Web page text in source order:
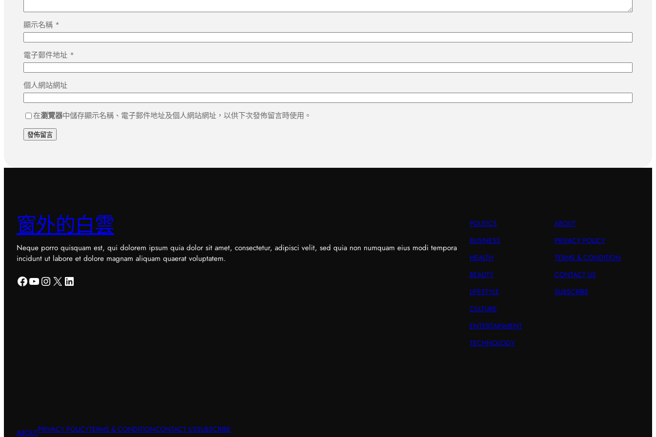
顯示名稱 *
電子郵件地址 *
個人網站網址
在瀏覽器中儲存顯示名稱、電子郵件地址及個人網站網址，以供下次發佈留言時使用。
窗外的白雲
Neque porro quisquam est, qui dolorem ipsum quia dolor sit amet, consectetur, adipisci velit, sed quia non numquam eius modi tempora
incidunt ut labore et dolore magnam aliquam quaerat voluptatem.
Facebook YouTube Instagram X LinkedIn
POLITICS
BUSINESS
HEALTH
BEAUTY
LIFESTYLE
CULTURE
ENTERTAINMENT
TECHNOLOGY
ABOUT
PRIVACY POLICY
TERMS & CONDITION
CONTACT US
SUBSCRIBE
ABOUTPRIVACY POLICYTERMS & CONDITIONCONTACT USSUBSCRIBE